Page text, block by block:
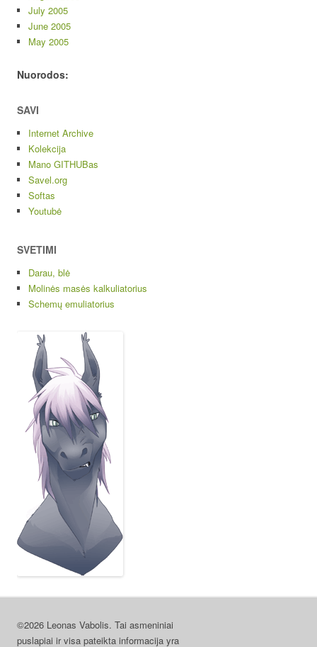
July 2005
June 2005
May 2005
Nuorodos:
SAVI
Internet Archive
Kolekcija
Mano GITHUBas
Savel.org
Softas
Youtubė
SVETIMI
Darau, blė
Molinės masės kalkuliatorius
Schemų emuliatorius
©2026 Leonas Vabolis. Tai asmeniniai
puslapiai ir visa pateikta informacija yra